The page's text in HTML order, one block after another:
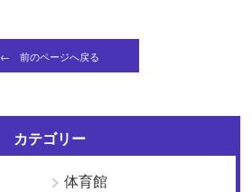
← 前のページへ戻る
カテゴリー
体育館